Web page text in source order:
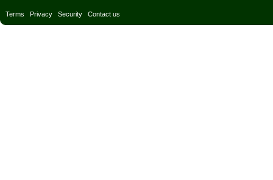
Terms Privacy Security Contact us